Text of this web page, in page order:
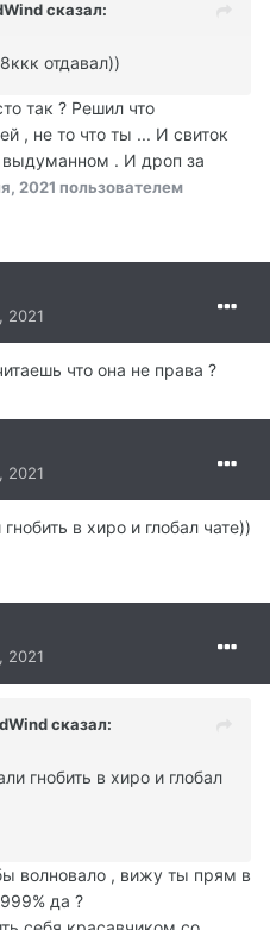
сказал:
отдавал))
так ? Решил что
, не то что ты ... И свиток
выдуманном . И дроп за
2021 пользователем
2021
что она не права ?
2021
в хиро и глобал чате))
2021
сказал:
гнобить в хиро и глобал
волновало , вижу ты прям в
да ?